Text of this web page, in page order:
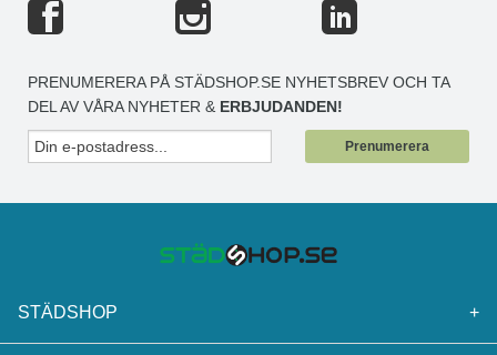
PRENUMERERA PÅ STÄDSHOP.SE NYHETSBREV OCH TA
DEL AV VÅRA NYHETER & ERBJUDANDEN!
Prenumerera
STÄDSHOP +